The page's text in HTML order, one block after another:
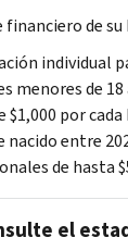
de su
individual
menores de 18
por cada
entre
de hasta
el